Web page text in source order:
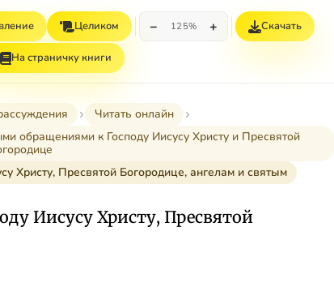
Целиком − 125% + Скачать
На страничку книги
Читать онлайн
обращениями к Господу Иисусу Христу и Пресвятой
Христу, Пресвятой Богородице, ангелам и святым
Иисусу Христу, Пресвятой